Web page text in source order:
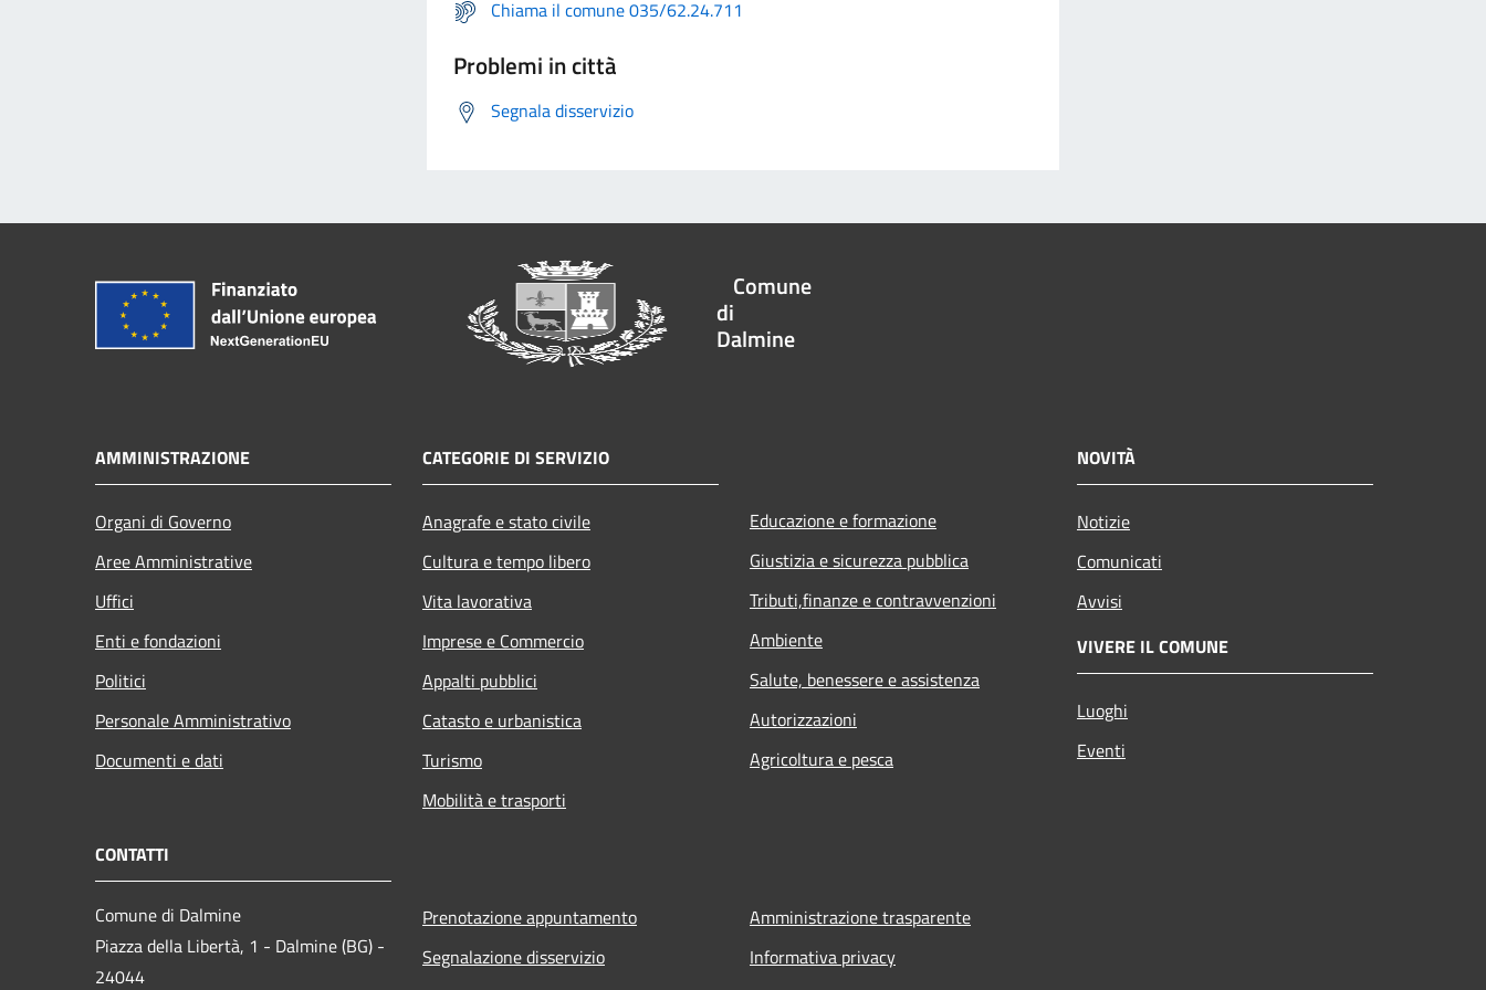
Chiama il comune 035/62.24.711
Problemi in città
Segnala disservizio
Comune
di
Dalmine
AMMINISTRAZIONE
Organi di Governo
Aree Amministrative
Uffici
Enti e fondazioni
Politici
Personale Amministrativo
Documenti e dati
CATEGORIE DI SERVIZIO
Anagrafe e stato civile
Cultura e tempo libero
Vita lavorativa
Imprese e Commercio
Appalti pubblici
Catasto e urbanistica
Turismo
Mobilità e trasporti
Educazione e formazione
Giustizia e sicurezza pubblica
Tributi,finanze e contravvenzioni
Ambiente
Salute, benessere e assistenza
Autorizzazioni
Agricoltura e pesca
NOVITÀ
Notizie
Comunicati
Avvisi
VIVERE IL COMUNE
Luoghi
Eventi
CONTATTI
Comune di Dalmine
Piazza della Libertà, 1 - Dalmine (BG) -
24044
Prenotazione appuntamento
Segnalazione disservizio
Amministrazione trasparente
Informativa privacy